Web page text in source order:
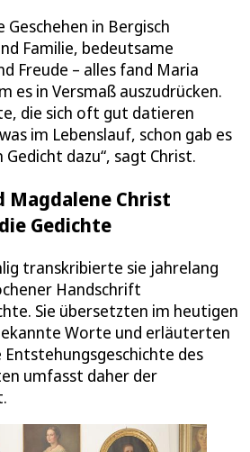
Geschehen in Bergisch
Familie, bedeutsame
Freude – alles fand Maria
es in Versmaß auszudrücken.
die sich oft gut datieren
im Lebenslauf, schon gab es
dazu“, sagt Christ.
Magdalene Christ
Gedichte
transkribierte sie jahrelang
Handschrift
Sie übersetzten im heutigen
Worte und erläuterten
des
umfasst daher der